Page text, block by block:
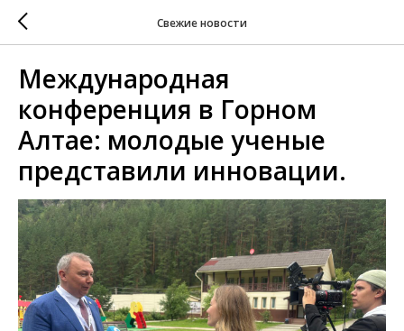
Свежие новости
Международная
конференция в Горном
Алтае: молодые ученые
представили инновации.